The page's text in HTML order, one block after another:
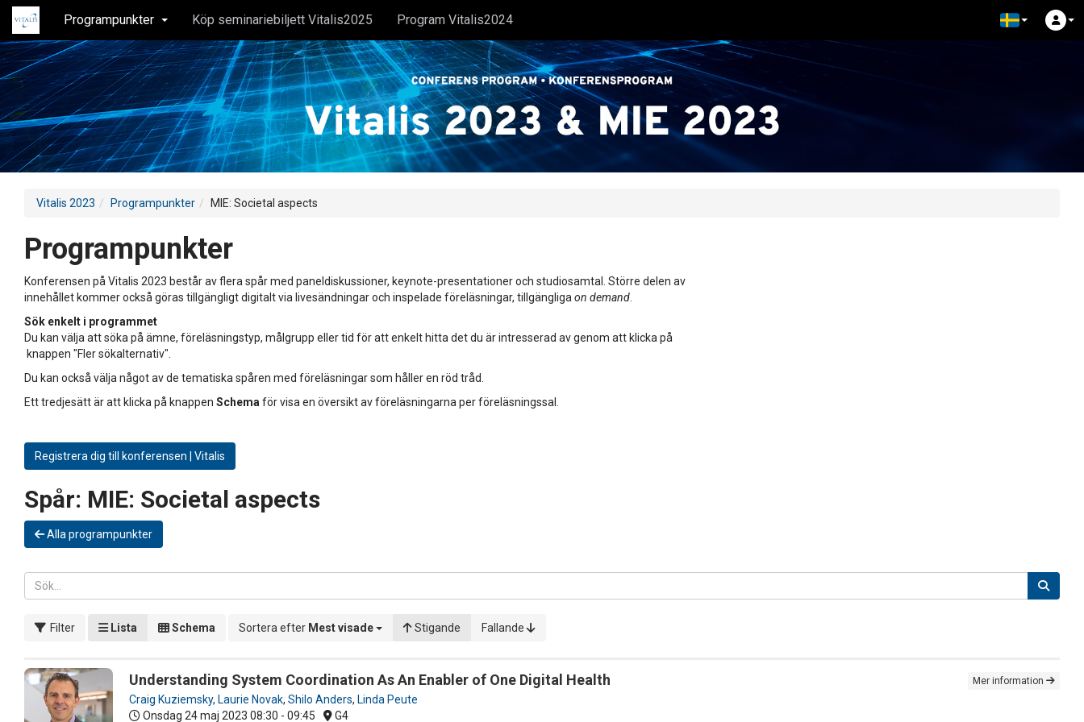
Programpunkter Köp seminariebiljett Vitalis2025 Program Vitalis2024
Vitalis 2023 Programpunkter MIE: Societal aspects
Programpunkter
Konferensen på Vitalis 2023 består av flera spår med paneldiskussioner, keynote-presentationer och studiosamtal. Större delen av
innehållet kommer också göras tillgängligt digitalt via livesändningar och inspelade föreläsningar, tillgängliga on demand
Sök enkelt i programmet
Du kan välja att söka på ämne, föreläsningstyp, målgrupp eller tid för att enkelt hitta det du är intresserad av genom att klicka på
knappen "Fler sökalternativ".
Du kan också välja något av de tematiska spåren med föreläsningar som håller en röd tråd.
Ett tredjesätt är att klicka på knappen Schema för visa en översikt av föreläsningarna per föreläsningssal.
Registrera dig till konferensen | Vitalis
Spår: MIE: Societal aspects
Alla programpunkter
Filter Lista Schema Sortera efter Mest visade Stigande Fallande
Understanding System Coordination As An Enabler of One Digital Health
Craig Kuziemsky, Laurie Novak, Shilo Anders, Linda Peute
Onsdag 24 maj 2023 08:30 - 09:45 G4
Mer information